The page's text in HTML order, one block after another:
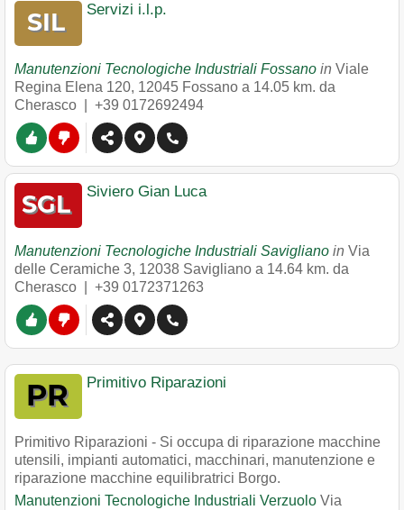
Servizi i.l.p.
Manutenzioni Tecnologiche Industriali Fossano in Viale
Regina Elena 120, 12045 Fossano a 14.05 km. da
Cherasco | +39 0172692494
Siviero Gian Luca
Manutenzioni Tecnologiche Industriali Savigliano in Via
delle Ceramiche 3, 12038 Savigliano a 14.64 km. da
Cherasco | +39 0172371263
Primitivo Riparazioni
Primitivo Riparazioni - Si occupa di riparazione macchine
utensili, impianti automatici, macchinari, manutenzione e
riparazione macchine equilibratrici Borgo.
Manutenzioni Tecnologiche Industriali Verzuolo Via